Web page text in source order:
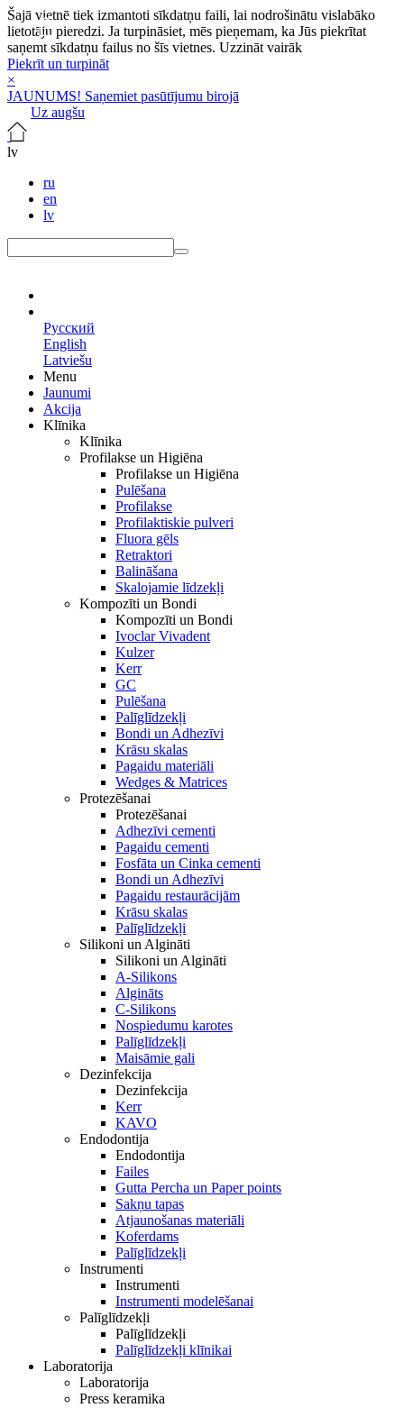
Šajā vietnē tiek izmantoti sīkdatņu faili, lai nodrošinātu vislabāko
lietotāju pieredzi. Ja turpināsiet, mēs pieņemam, ka Jūs piekrītat
saņemt sīkdatņu failus no šīs vietnes. Uzzināt vairāk
Piekrīt un turpināt
×
JAUNUMS! Saņemiet pasūtījumu birojā
Uz augšu
lv
ru
en
lv
Русский
English
Latviešu
Menu
Jaunumi
Akcija
Klīnika
Klīnika
Profilakse un Higiēna
Profilakse un Higiēna
Pulēšana
Profilakse
Profilaktiskie pulveri
Fluora gēls
Retraktori
Balināšana
Skalojamie līdzekļi
Kompozīti un Bondi
Kompozīti un Bondi
Ivoclar Vivadent
Kulzer
Kerr
GC
Pulēšana
Palīglīdzekļi
Bondi un Adhezīvi
Krāsu skalas
Pagaidu materiāli
Wedges & Matrices
Protezēšanai
Protezēšanai
Adhezīvi cementi
Pagaidu cementi
Fosfāta un Cinka cementi
Bondi un Adhezīvi
Pagaidu restaurācijām
Krāsu skalas
Palīglīdzekļi
Silikoni un Algināti
Silikoni un Algināti
A-Silikons
Algināts
C-Silikons
Nospiedumu karotes
Palīglīdzekļi
Maisāmie gali
Dezinfekcija
Dezinfekcija
Kerr
KAVO
Endodontija
Endodontija
Failes
Gutta Percha un Paper points
Sakņu tapas
Atjaunošanas materiāli
Koferdams
Palīglīdzekļi
Instrumenti
Instrumenti
Instrumenti modelēšanai
Palīglīdzekļi
Palīglīdzekļi
Palīglīdzekļi klīnikai
Laboratorija
Laboratorija
Press keramika